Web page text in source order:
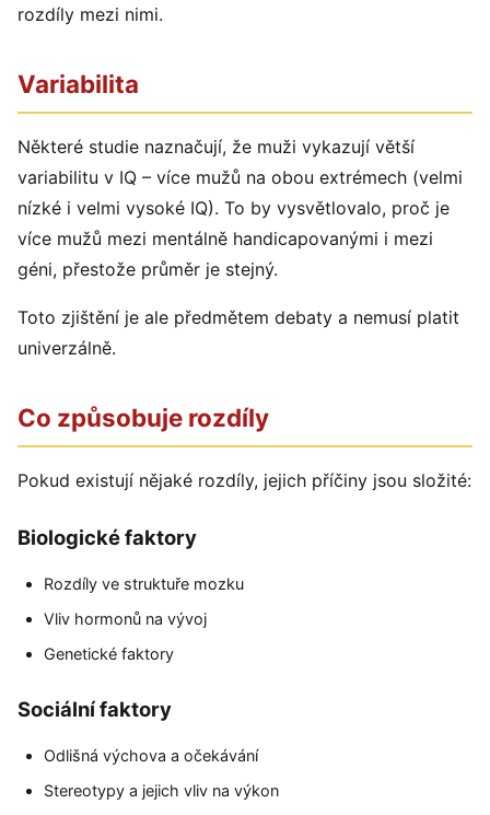
rozdíly mezi nimi.
Variabilita
Některé studie naznačují, že muži vykazují větší
variabilitu v IQ – více mužů na obou extrémech (velmi
nízké i velmi vysoké IQ). To by vysvětlovalo, proč je
více mužů mezi mentálně handicapovanými i mezi
géni, přestože průměr je stejný.
Toto zjištění je ale předmětem debaty a nemusí platit
univerzálně.
Co způsobuje rozdíly
Pokud existují nějaké rozdíly, jejich příčiny jsou složité:
Biologické faktory
Rozdíly ve struktuře mozku
Vliv hormonů na vývoj
Genetické faktory
Sociální faktory
Odlišná výchova a očekávání
Stereotypy a jejich vliv na výkon